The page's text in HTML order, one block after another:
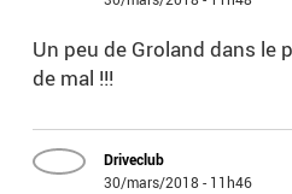
Un peu de Groland dans le
de mal !!!
Driveclub
30/mars/2018 - 11h46